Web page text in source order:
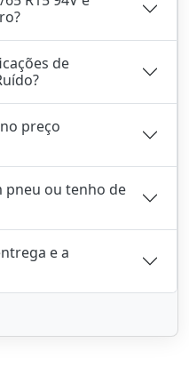
de
preço
pneu ou tenho de
e a